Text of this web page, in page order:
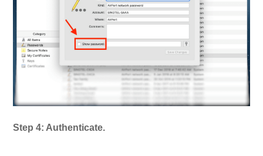
Step 4: Authenticate.